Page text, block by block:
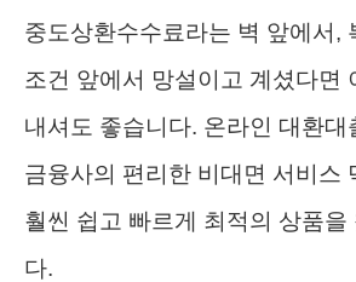
중도상환수수료라는 벽 앞에서,
조건 앞에서 망설이고 계셨다면
내셔도 좋습니다. 온라인 대환대
금융사의 편리한 비대면 서비스
훨씬 쉽고 빠르게 최적의 상품을
다.